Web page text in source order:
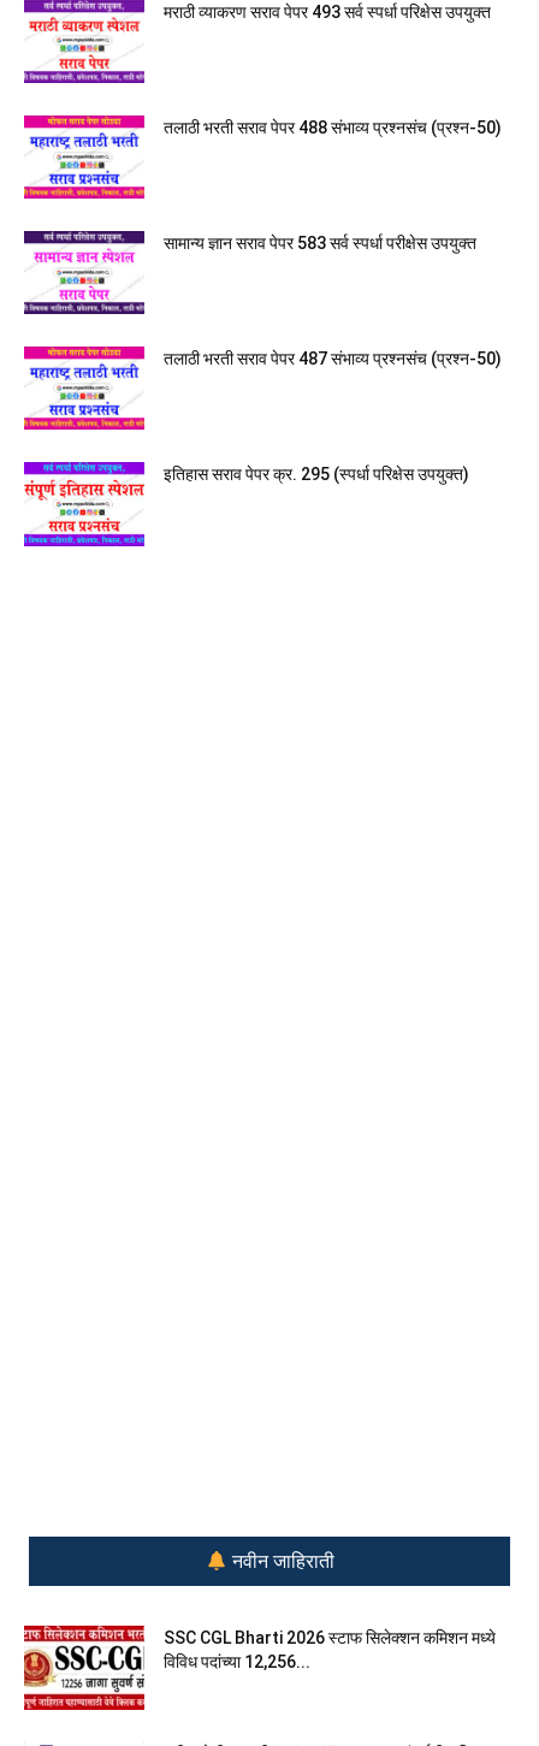
मराठी व्याकरण सराव पेपर 493 सर्व स्पर्धा परिक्षेस उपयुक्त
तलाठी भरती सराव पेपर 488 संभाव्य प्रश्नसंच (प्रश्न-50)
सामान्य ज्ञान सराव पेपर 583 सर्व स्पर्धा परीक्षेस उपयुक्त
तलाठी भरती सराव पेपर 487 संभाव्य प्रश्नसंच (प्रश्न-50)
इतिहास सराव पेपर क्र. 295 (स्पर्धा परिक्षेस उपयुक्त)
नवीन जाहिराती
SSC CGL Bharti 2026 स्टाफ सिलेक्शन कमिशन मध्ये
विविध पदांच्या 12,256...